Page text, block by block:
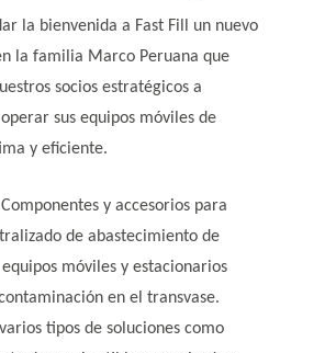
la bienvenida a Fast Fill un nuevo
la familia Marco Peruana que
socios estratégicos a
sus equipos móviles de
y eficiente.
y accesorios para
de abastecimiento de
móviles y estacionarios
en el transvase.
tipos de soluciones como